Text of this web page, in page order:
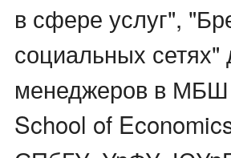
в сфере услуг",
социальных
менеджеров в
School of